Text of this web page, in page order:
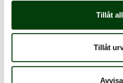
Tillåt
Tillåt
Avvisa
kommunikationen fungerar,
ESF-projekt
kompetensen